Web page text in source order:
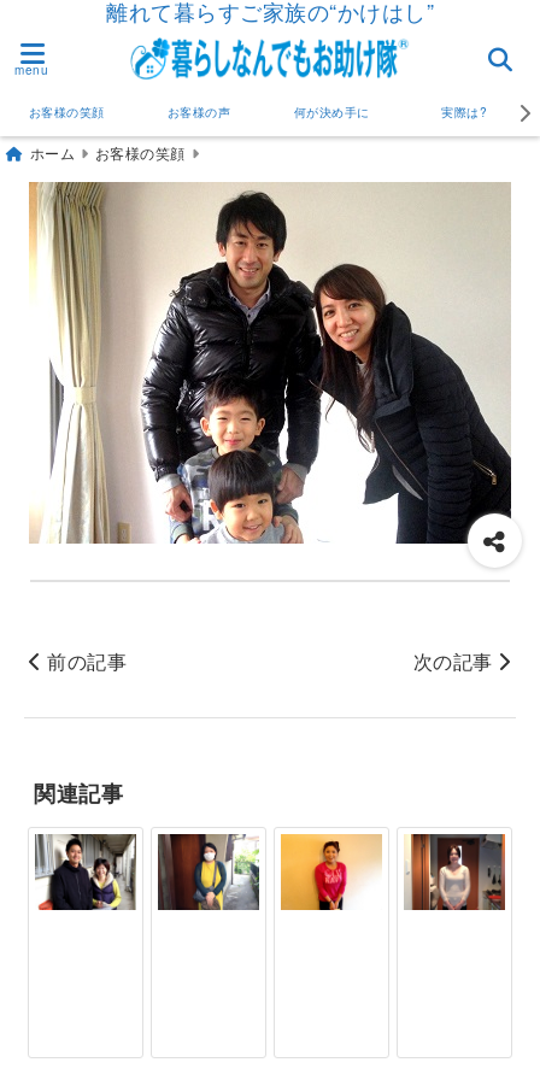
離れて暮らすご家族の“かけはし”
menu
お客様の笑顔 お客様の声 何が決め手に 実際は?
ホーム お客様の笑顔
前の記事 次の記事
関連記事